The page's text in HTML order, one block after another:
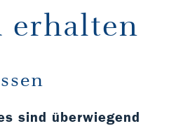
sind überwiegend